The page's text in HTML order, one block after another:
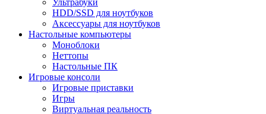
Ультрабуки
HDD/SSD для ноутбуков
Аксессуары для ноутбуков
Настольные компьютеры
Моноблоки
Неттопы
Настольные ПК
Игровые консоли
Игровые приставки
Игры
Виртуальная реальность